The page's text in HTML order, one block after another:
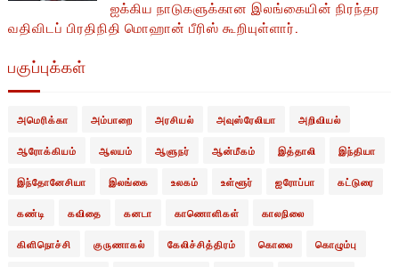
ஐக்கிய நாடுகளுக்கான இலங்கையின் நிரந்தர
வதிவிடப் பிரதிநிதி மொஹான் பீரிஸ் கூறியுள்ளார்.
பகுப்புக்கள்
அமெரிக்கா அம்பாறை அரசியல் அவுஸ்ரேலியா அறிவியல்
ஆரோக்கியம் ஆலயம் ஆளுநர் ஆன்மீகம் இத்தாலி இந்தியா
இந்தோனேசியா இலங்கை உலகம் உள்ளூர் ஐரோப்பா கட்டுரை
கண்டி கவிதை கனடா காணொளிகள் காலநிலை
கிளிநொச்சி குருணாகல் கேலிச்சித்திரம் கொலை கொழும்பு